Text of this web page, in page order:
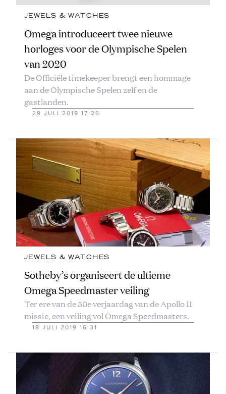
JEWELS & WATCHES
Omega introduceert twee nieuwe
horloges voor de Olympische Spelen
van 2020
De Officiële timekeeper brengt een hommage
aan de Olympische Spelen zelf en de
gastlanden.
29 JULI 2019 17:26
JEWELS & WATCHES
Sotheby’s organiseert de ultieme
Omega Speedmaster veiling
Ter ere van de 50e verjaardag van de Apollo 11
missie, een veiling vol Omega Speedmasters.
18 JULI 2019 16:31